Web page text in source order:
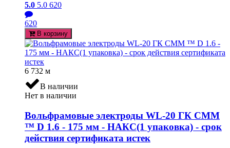
5.0 5.0 620
620
В корзину
6 732 м
В наличии
Нет в наличии
Вольфрамовые электроды WL-20 ГК СММ
™ D 1.6 - 175 мм - НАКС(1 упаковка) - срок
действия сертификата истек